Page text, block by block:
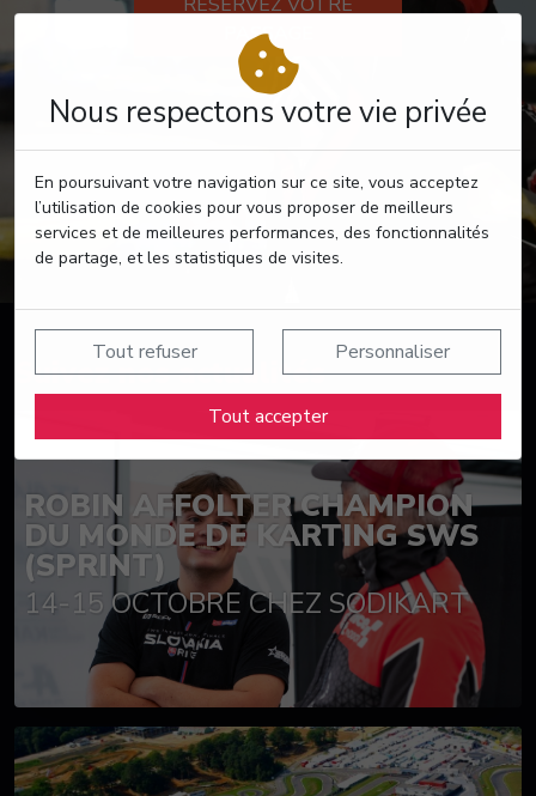
Nous respectons votre vie privée
En poursuivant votre navigation sur ce site, vous acceptez
l’utilisation de cookies pour vous proposer de meilleurs
services et de meilleures performances, des fonctionnalités
de partage, et les statistiques de visites.
Tout refuser Personnaliser
Tout accepter
PASSAGE
Suivez nos actualités
ROBIN AFFOLTER CHAMPION
DU MONDE DE KARTING SWS
(SPRINT)
14-15 OCTOBRE CHEZ SODIKART